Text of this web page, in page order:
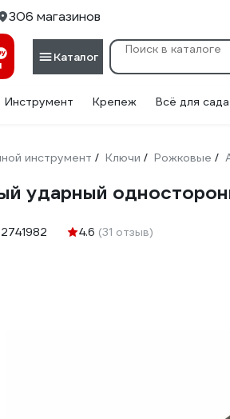
306 магазинов
Каталог
Инструмент Крепеж Всё для сада
инструмент / Ключи / Рожковые /
ударный
4.6 (31 отзыв)